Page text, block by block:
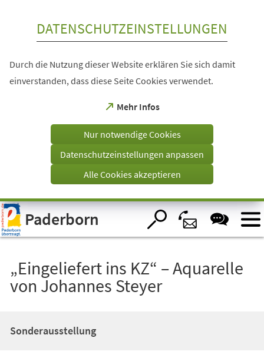
Visuelle
Assistenzsoftware
öffnen.
DATENSCHUTZEINSTELLUNGEN
Durch die Nutzung dieser Website erklären Sie sich damit
einverstanden, dass diese Seite Cookies verwendet.
Mehr Infos
(Öffnet
einem
Tab)
Nur notwendige Cookies
Datenschutzeinstellungen anpassen
Alle Cookies akzeptieren
Paderborn
„Eingeliefert ins KZ“ – Aquarelle
von Johannes Steyer
Sonderausstellung